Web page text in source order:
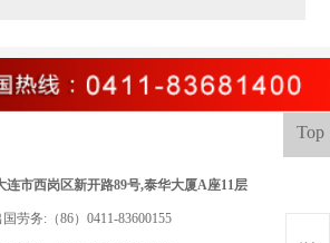
Top
连市西岗区新开路89号,泰华大厦A座11层
国劳务:（86）0411-83600155